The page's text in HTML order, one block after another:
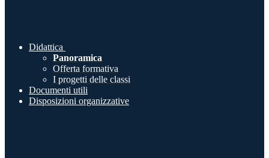
Didattica
Panoramica
Offerta formativa
I progetti delle classi
Documenti utili
Disposizioni organizzative